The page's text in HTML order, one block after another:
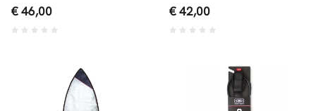
€ 46,00 € 42,00